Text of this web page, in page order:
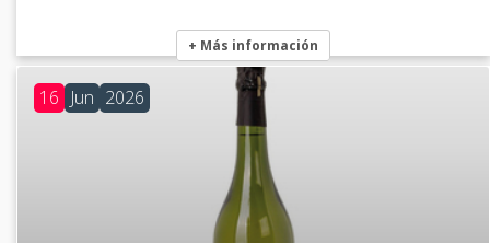
+ Más información
16 Jun 2026